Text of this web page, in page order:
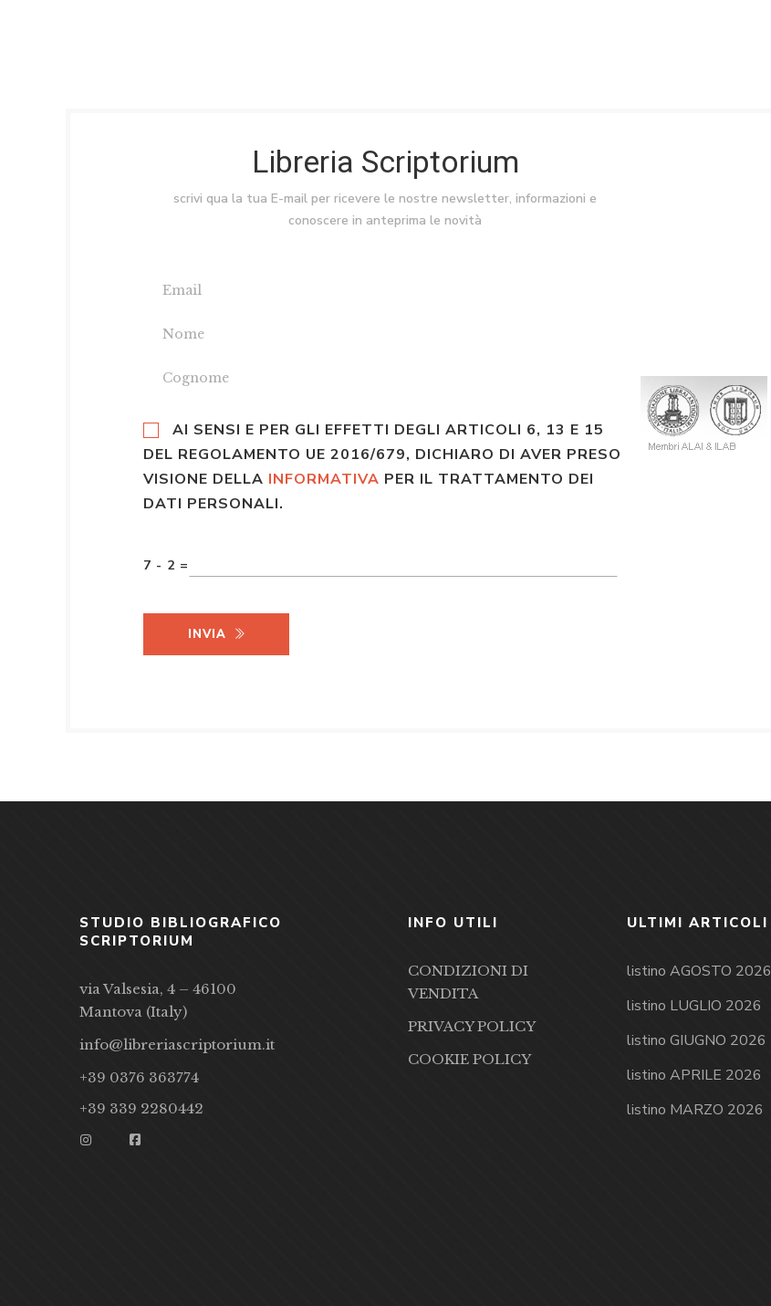
Libreria Scriptorium
scrivi qua la tua E-mail per ricevere le nostre newsletter, informazioni e
conoscere in anteprima le novità
AI SENSI E PER GLI EFFETTI DEGLI ARTICOLI 6, 13 E 15
DEL REGOLAMENTO UE 2016/679, DICHIARO DI AVER PRESO
VISIONE DELLA INFORMATIVA PER IL TRATTAMENTO DEI
DATI PERSONALI.
7 - 2 =
INVIA
STUDIO BIBLIOGRAFICO
SCRIPTORIUM
via Valsesia, 4 – 46100
Mantova (Italy)
info@libreriascriptorium.it
+39 0376 363774
+39 339 2280442
INFO UTILI
CONDIZIONI DI
VENDITA
PRIVACY POLICY
COOKIE POLICY
ULTIMI ARTICOLI
listino AGOSTO 2026
listino LUGLIO 2026
listino GIUGNO 2026
listino APRILE 2026
listino MARZO 2026